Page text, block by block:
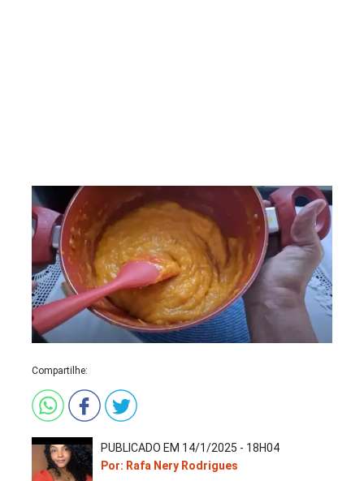
Compartilhe:
PUBLICADO EM 14/1/2025 - 18H04
Por: Rafa Nery Rodrigues